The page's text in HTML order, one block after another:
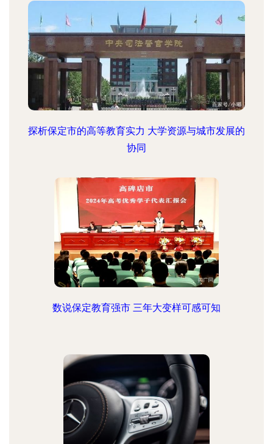
探析保定市的高等教育实力 大学资源与城市发展的
协同
数说保定教育强市 三年大变样可感可知